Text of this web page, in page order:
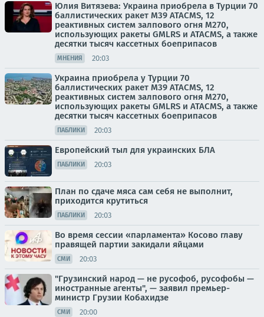
Юлия Витязева: Украина приобрела в Турции 70
баллистических ракет M39 ATACMS, 12
реактивных систем залпового огня M270,
использующих ракеты GMLRS и ATACMS, а также
десятки тысяч кассетных боеприпасов
МНЕНИЯ 20:03
Украина приобрела у Турции 70
баллистических ракет M39 ATACMS, 12
реактивных систем залпового огня M270,
использующих ракеты GMLRS и ATACMS, а также
десятки тысяч кассетных боеприпасов
ПАБЛИКИ 20:03
Европейский тыл для украинских БЛА
ПАБЛИКИ 20:03
План по сдаче мяса сам себя не выполнит,
приходится крутиться
ПАБЛИКИ 20:03
Во время сессии «парламента» Косово главу
правящей партии закидали яйцами
СМИ 20:03
"Грузинский народ — не русофоб, русофобы —
иностранные агенты", — заявил премьер-
министр Грузии Кобахидзе
СМИ 20:00